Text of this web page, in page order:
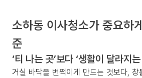
소하동 이사청소가 중요하
준
‘티 나는 곳’보다 ‘생활이 달라지
거실 바닥을 번쩍이게 만드는 것보다,